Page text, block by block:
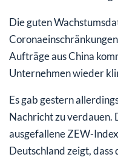
Die guten
Aufträge aus China
Unternehmen wieder
Es gab gestern
Nachricht zu verdauen.
ausgefallene ZEW-
Deutschland zeigt,